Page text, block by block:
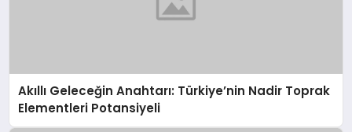
Akıllı Geleceğin Anahtarı: Türkiye’nin Nadir Toprak
Elementleri Potansiyeli